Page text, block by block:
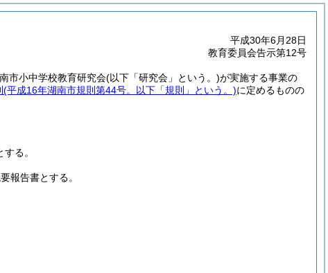
平成30年6月28日
教育委員会告示第12号
市小中学校教育研究会(以下「研究会」という。)が実施する事業の
(平成16年湖南市規則第44号。以下「規則」という。)に定めるものの
る。
報告書とする。